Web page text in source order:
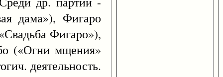
дама»), Фигаро
Фигаро»),
(«Огни мщения»
деятельность.